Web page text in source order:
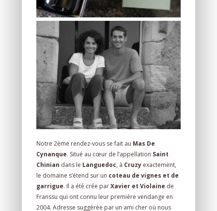
Notre 2ème rendez-vous se fait au Mas De
Cynanque. Situé au cœur de l’appellation Saint
Chinian dans le Languedoc, à Cruzy exactement,
le domaine s’étend sur un coteau de vignes et de
garrigue. Il a été crée parXavier et Violaine de
Franssu qui ont connu leur première vendange en
2004. Adresse suggérée par un ami cher où nous